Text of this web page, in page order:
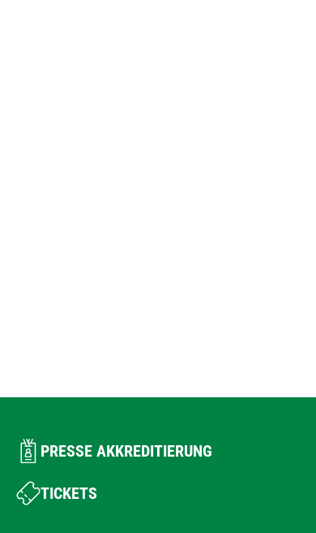
PRESSE AKKREDITIERUNG
TICKETS